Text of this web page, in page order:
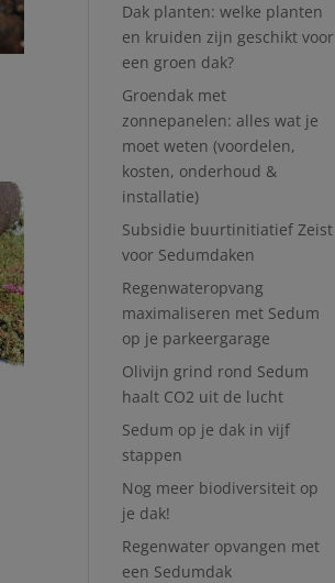
Dak planten: welke planten
en kruiden zijn geschikt voor
een groen dak?
Groendak met
zonnepanelen: alles wat je
moet weten (voordelen,
kosten, onderhoud &
installatie)
Subsidie buurtinitiatief Zeist
voor Sedumdaken
Regenwateropvang
maximaliseren met Sedum
op je parkeergarage
Olivijn grind rond Sedum
haalt CO2 uit de lucht
Sedum op je dak in vijf
stappen
Nog meer biodiversiteit op
je dak!
Regenwater opvangen met
een Sedumdak